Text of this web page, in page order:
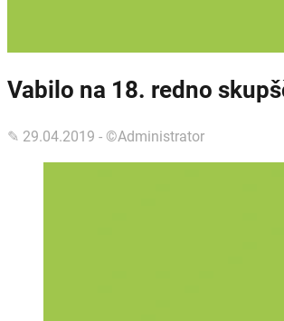
Vabilo na 18. redno
✎ 29.04.2019 - ©Administrator